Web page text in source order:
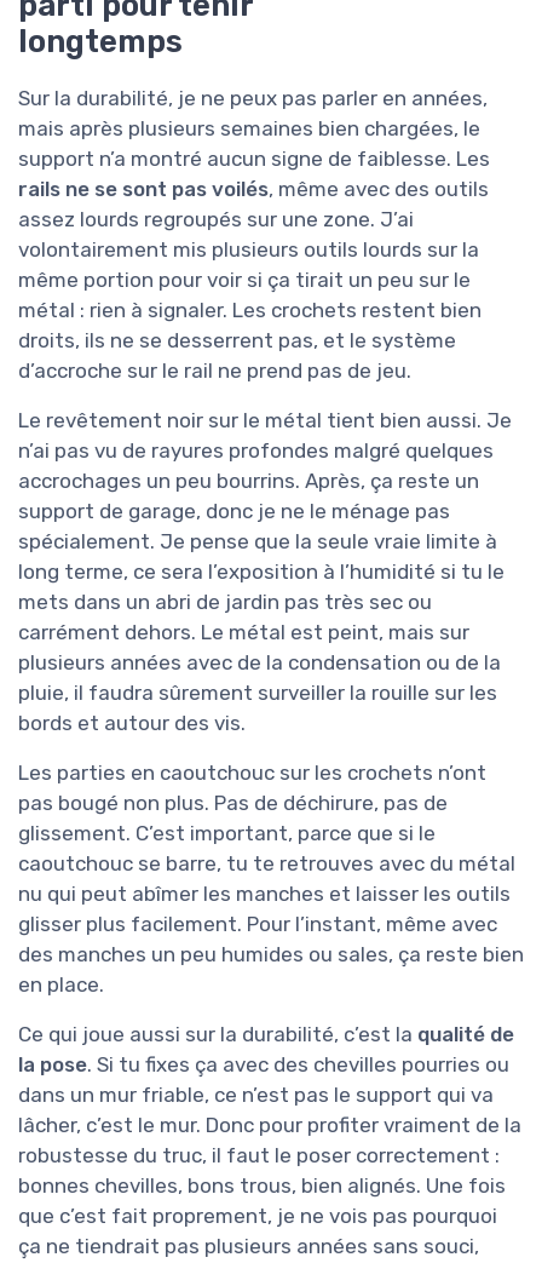
longtemps
Sur la durabilité, je ne peux pas parler en années,
mais après plusieurs semaines bien chargées, le
support n’a montré aucun signe de faiblesse. Les
rails ne se sont pas voilés, même avec des outils
assez lourds regroupés sur une zone. J’ai
volontairement mis plusieurs outils lourds sur la
même portion pour voir si ça tirait un peu sur le
métal : rien à signaler. Les crochets restent bien
droits, ils ne se desserrent pas, et le système
d’accroche sur le rail ne prend pas de jeu.
Le revêtement noir sur le métal tient bien aussi. Je
n’ai pas vu de rayures profondes malgré quelques
accrochages un peu bourrins. Après, ça reste un
support de garage, donc je ne le ménage pas
spécialement. Je pense que la seule vraie limite à
long terme, ce sera l’exposition à l’humidité si tu le
mets dans un abri de jardin pas très sec ou
carrément dehors. Le métal est peint, mais sur
plusieurs années avec de la condensation ou de la
pluie, il faudra sûrement surveiller la rouille sur les
bords et autour des vis.
Les parties en caoutchouc sur les crochets n’ont
pas bougé non plus. Pas de déchirure, pas de
glissement. C’est important, parce que si le
caoutchouc se barre, tu te retrouves avec du métal
nu qui peut abîmer les manches et laisser les outils
glisser plus facilement. Pour l’instant, même avec
des manches un peu humides ou sales, ça reste bien
en place.
Ce qui joue aussi sur la durabilité, c’est la qualité de
la pose. Si tu fixes ça avec des chevilles pourries ou
dans un mur friable, ce n’est pas le support qui va
lâcher, c’est le mur. Donc pour profiter vraiment de la
robustesse du truc, il faut le poser correctement :
bonnes chevilles, bons trous, bien alignés. Une fois
que c’est fait proprement, je ne vois pas pourquoi
ça ne tiendrait pas plusieurs années sans souci,